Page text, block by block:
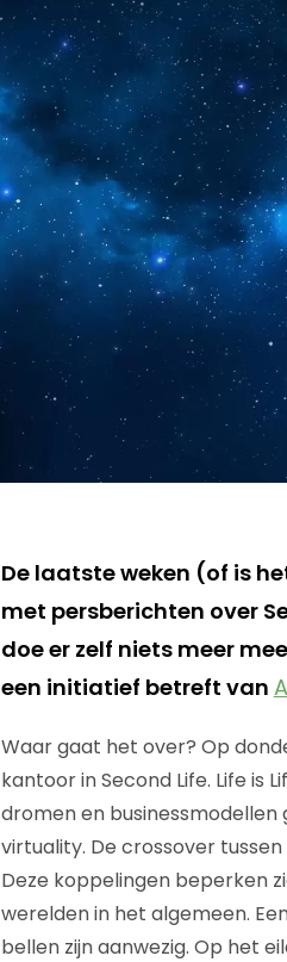
De laatste weken (of is
met persberichten over
doe er zelf niets meer
een initiatief betreft van
Waar gaat het over? Op
kantoor in Second Life. Life is
dromen en businessmodellen
virtuality. De crossover
Deze koppelingen beperken
werelden in het algemeen.
bellen zijn aanwezig. Op het